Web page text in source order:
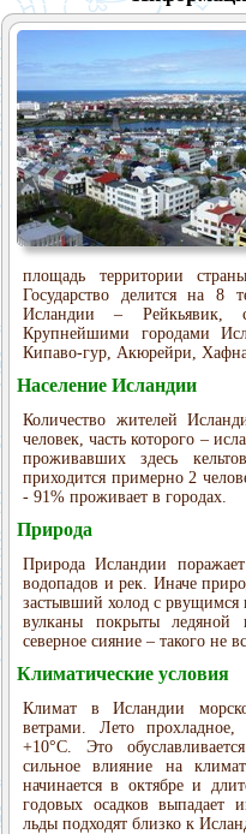
площадь территории
Государство делится на 8
Исландии – Рейкьявик,
Крупнейшими городами
Кипаво-гур, Акюрейри,
Население Исландии
Количество жителей
человек, часть которого –
проживавших здесь
приходится примерно 2
- 91% проживает в городах.
Природа
Природа Исландии
водопадов и рек. Иначе
застывший холод с
вулканы покрыты ледяной
северное сияние – такого не
Климатические условия
Климат в Исландии
ветрами. Лето прохладное,
+10°С. Это
сильное влияние на
начинается в октябре и
годовых осадков выпадает
льды подходят близко к